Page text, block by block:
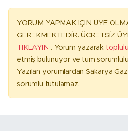
YORUM YAPMAK İÇİN ÜYE
GEREKMEKTEDİR. ÜCRETSİZ
TIKLAYIN . Yorum yazarak
etmiş bulunuyor ve tüm
Yazılan yorumlardan Sakarya
sorumlu tutulamaz.